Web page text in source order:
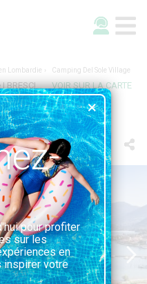
Lombardie Camping Del Sole Village
VOIR SUR LA CARTE
pour profiter
sur les
en
inspirer votre